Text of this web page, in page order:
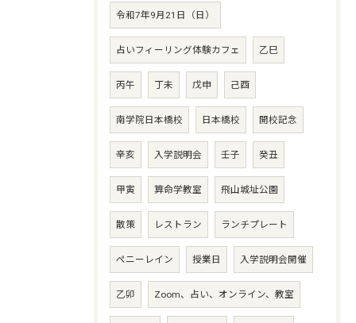
令和7年9月21日（日）
占いフィーリング体験カフェ 乙巳
丙午 丁未 戊申 己酉
南学院日本橋校 日本橋校 開校記念
辛亥 入学説明会 壬子 癸丑
甲寅 算命学教室 飛山城址公園
散策 レストラン ランチプレート
ペニーレイン 授業日 入学説明会開催
乙卯 Zoom、占い、オンライン、教室